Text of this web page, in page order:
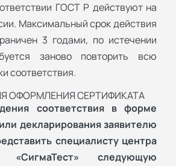
ГОСТ Р действуют на
Максимальный срок действия
3 годами, по истечении
заново повторить всю
соответствия.
ОФОРМЛЕНИЯ СЕРТИФИКАТА
соответствия в форме
декларирования заявителю
специалисту центра
«СигмаТест» следующую